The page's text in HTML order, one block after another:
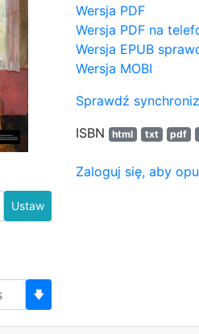
Ustaw
🡇
Wersja PDF
Wersja PDF na
Wersja EPUB
Wersja MOBI
Sprawdź
ISBN
html txt pdf
Zaloguj się, aby